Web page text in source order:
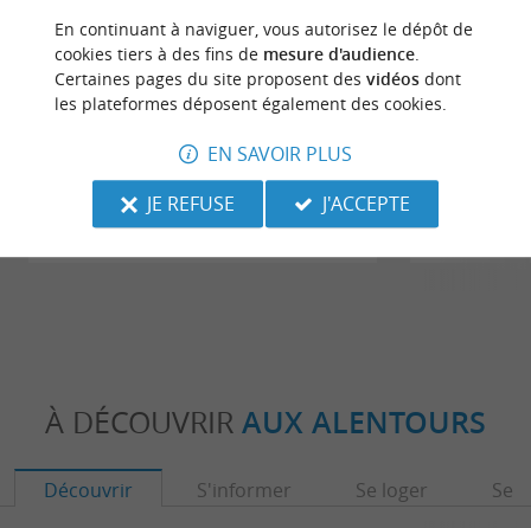
A Lévignacq, circuit du Moulin
Neuf
A
À DÉCOUVRIR AUX ALENTOURS
Découvrir S'informer Se loger Se
En continuant à naviguer, vous autorisez le dépôt de
cookies tiers à des fins de mesure d'audience.
Certaines pages du site proposent des vidéosdont
les plateformes déposent également des cookies.
EN SAVOIR PLUS
JE REFUSE
J'ACCEPTE